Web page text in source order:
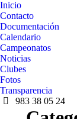
Inicio
Contacto
Documentación
Calendario
Campeonatos
Noticias
Clubes
Fotos
Transparencia
983 38 05 24